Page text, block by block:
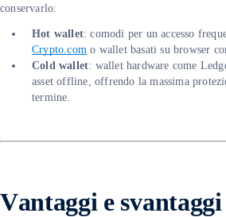
conservarlo:
Hot wallet: comodi per un accesso
Crypto.com o wallet basati su browser
Cold wallet: wallet hardware come
asset offline, offrendo la massima
termine.
Vantaggi e